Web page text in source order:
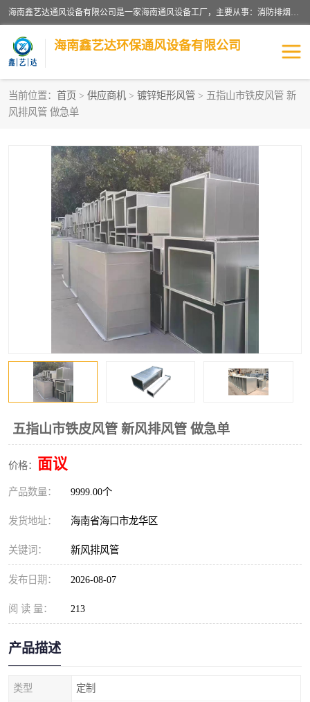
海南鑫艺达通风设备有限公司是一家海南通风设备工厂，主要从事：消防排烟工程、油烟净化工程、厨房排烟工程、酒店厨房设备、新风排风系统、镀锌铁皮管道加工、暖通工程、通风管道安装、消防火阀百叶风口等业务。公司拥有管道及配件一体化工厂生产线，良好的售后服务，良好的设计团队，良好的施工团队、良好管理人员，掌握畅通丰富的信息、市场渠道。
海南鑫艺达环保通风设备有限公司
当前位置： 首页 > 供应商机 > 镀锌矩形风管 > 五指山市铁皮风管 新
风排风管 做急单
五指山市铁皮风管 新风排风管 做急单
价格： 面议
产品数量： 9999.00个
发货地址： 海南省海口市龙华区
关键词： 新风排风管
发布日期： 2026-08-07
阅 读 量： 213
产品描述
类型 定制
海南暖通工程
海南厨房排烟工程 海南酒店厨房设备
海南油烟净化工程 管道配件
风机系列 镁质防火风管
通风管道
消防阀门 消防风机
镀锌矩形风管
镀锌螺旋风管 PP风管
不锈钢烟罩
排烟风机 百叶风口
油烟净化器